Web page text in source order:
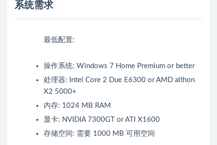
系统需求
最低配置:
操作系统: Windows 7 Home Premium or better
处理器: Intel Core 2 Due E6300 or AMD althon
X2 5000+
内存: 1024 MB RAM
显卡: NVIDIA 7300GT or ATI X1600
存储空间: 需要 1000 MB 可用空间